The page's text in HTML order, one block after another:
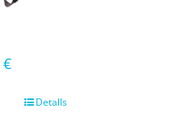
€
Detalls